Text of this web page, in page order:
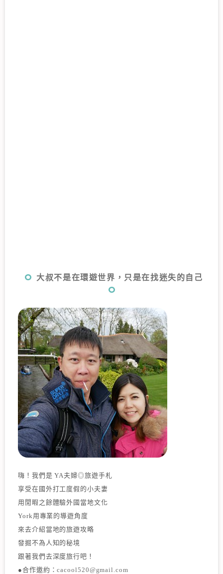
大叔不是在環遊世界，只是在找迷失的自己
嗨！我們是 YA夫婦◎旅遊手札
享受在國外打工度假的小夫妻
用閒暇之餘體驗外國當地文化
York用專業的導遊角度
來去介紹當地的旅遊攻略
發掘不為人知的秘境
跟著我們去深度旅行吧！
●合作邀約：cacool520@gmail.com